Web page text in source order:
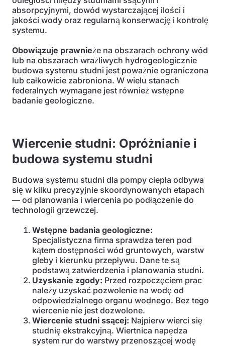
absorpcyjnymi, dowód wystarczającej ilości i
jakości wody oraz regularną konserwację i kontrolę
systemu.
Obowiązuje prawnieże na obszarach ochrony wód
lub na obszarach wrażliwych hydrogeologicznie
budowa systemu studni jest poważnie ograniczona
lub całkowicie zabroniona. W wielu stanach
federalnych wymagane jest również wstępne
badanie geologiczne.
Wiercenie studni: Opróżnianie i
budowa systemu studni
Budowa systemu studni dla pompy ciepła odbywa
się w kilku precyzyjnie skoordynowanych etapach
— od planowania i wiercenia po podłączenie do
technologii grzewczej.
Wstępne badania geologiczne:
Specjalistyczna firma sprawdza teren pod
kątem dostępności wód gruntowych, warstw
gleby i kierunku przepływu. Dane te są
podstawą zatwierdzenia i planowania studni.
Uzyskanie zgody: Przed rozpoczęciem prac
należy uzyskać pozwolenie na wodę od
odpowiedzialnego organu wodnego. Bez tego
wiercenie nie jest dozwolone.
Wiercenie studni ssącej: Najpierw wierci się
studnię ekstrakcyjną. Wiertnica napędza
system rur do warstwy przenoszącej wodę